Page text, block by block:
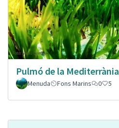
Pulmó de la Mediterrània
Menuda
Fons Marins 0 5